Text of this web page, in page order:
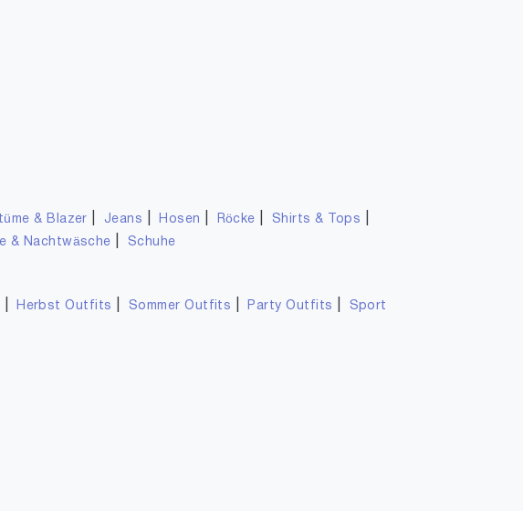
& Blazer Jeans Hosen Röcke Shirts & Tops
& Nachtwäsche Schuhe
Herbst Outfits Sommer Outfits Party Outfits
Sport